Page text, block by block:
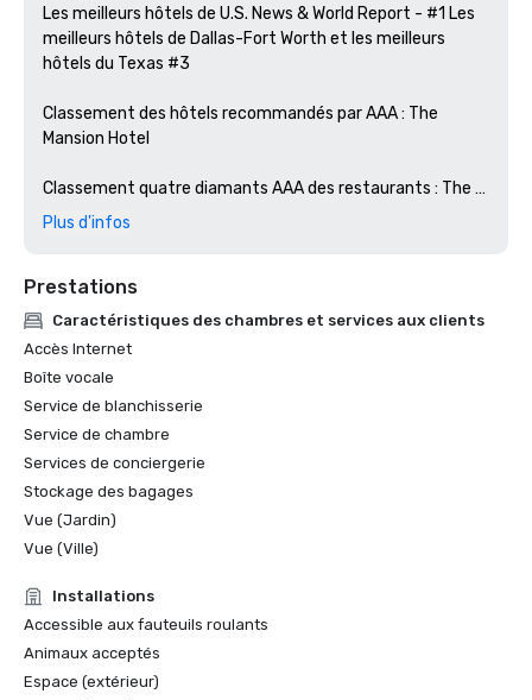
Les meilleurs hôtels de U.S. News & World Report - #1 Les
meilleurs hôtels de Dallas-Fort Worth et les meilleurs
hôtels du Texas #3
Classement des hôtels recommandés par AAA : The
Mansion Hotel
Classement quatre diamants AAA des restaurants : The
Mansion Restaurant
Travel + Leisure World's Best Awards 2023 - #1 Les
meilleurs hôtels de Dallas—Fort Worth
Mansion Restaurant
Les meilleurs hôtels de U.S. News & World Report - #1 Les
meilleurs hôtels de Dallas-Fort Worth et les meilleurs
hôtels du Texas #2
Le T+L 500 de Travel + Leisure, reconnu comme l'un des
500 meilleurs hôtels du monde
Classement des hôtels quatre étoiles du Forbes Travel
Plus d'infos
Prestations
Caractéristiques des chambres et services aux clients
Accès Internet
Boîte vocale
Service de blanchisserie
Service de chambre
Services de conciergerie
Stockage des bagages
Vue (Jardin)
Vue (Ville)
Installations
Accessible aux fauteuils roulants
Animaux acceptés
Espace (extérieur)